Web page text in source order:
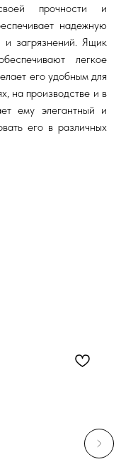
прочности и
надежную
и загрязнений. Ящик
легкое
его удобным для
на производстве и в
ему элегантный и
его в различных